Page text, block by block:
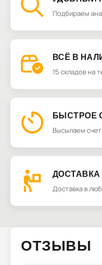
Подбираем
ВСЁ В
15 складов на
БЫСТРОЕ
Высылаем
Доставка в
ОТЗЫВЫ